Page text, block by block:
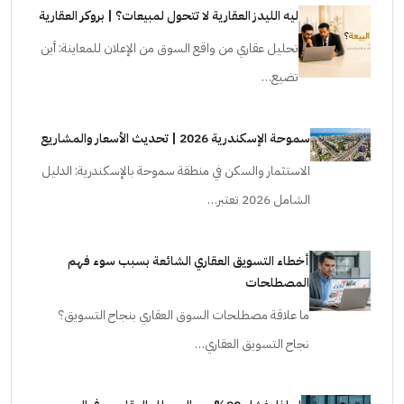
ليه الليدز العقارية لا تتحول لمبيعات؟ | بروكر العقارية
تحليل عقاري من واقع السوق من الإعلان للمعاينة: أين
سموحة الإسكندرية 2026 | تحديث الأسعار والمشاريع
الاستثمار والسكن في منطقة سموحة بالإسكندرية: الدليل
أخطاء التسويق العقاري الشائعة بسبب سوء فهم
المصطلحات
ما علاقة مصطلحات السوق العقاري بنجاح التسويق؟